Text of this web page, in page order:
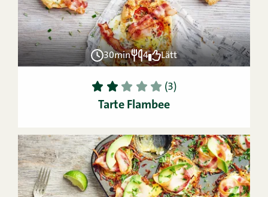
30min 4 Lätt
1 2 3 4 5 (3)
Tarte Flambee